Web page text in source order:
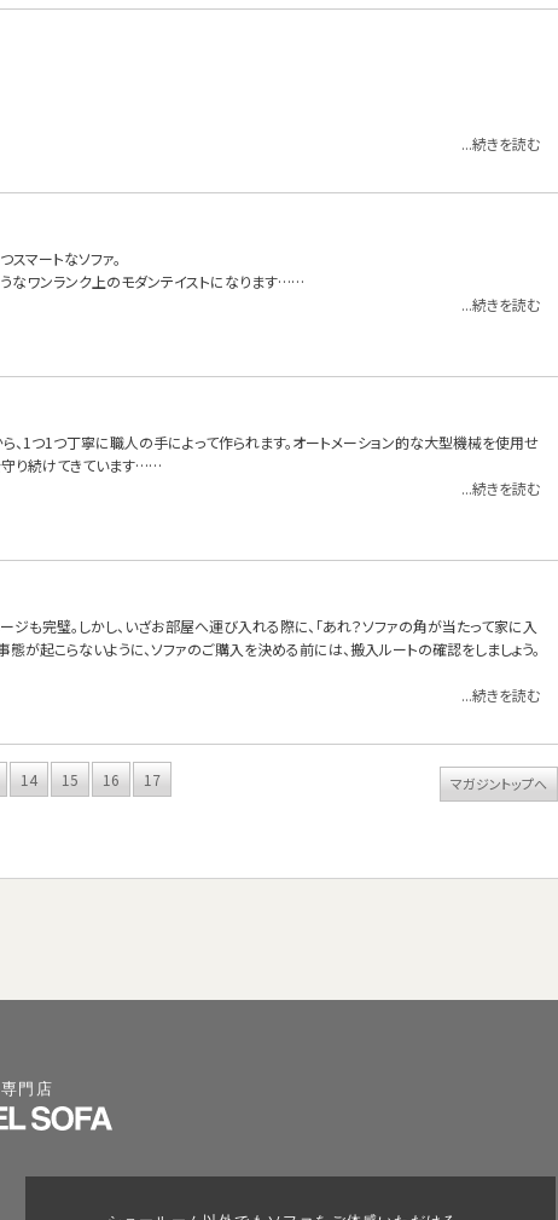
...続きを読む
マートなソファ。
なワンランク上のモダンテイストになります……
...続きを読む
、1つ1つ丁寧に職人の手によって作られます。オートメーション的な大型機械を使用せ
守り続けてきています……
...続きを読む
も完璧。しかし、いざお部屋へ運び入れる際に、「あれ？ソファの角が当たって家に入
態が起こらないように、ソファのご購入を決める前には、搬入ルートの確認をしましょう。
...続きを読む
14 15 16
17
マガジントップへ
門店